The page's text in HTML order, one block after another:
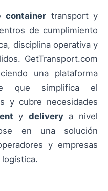
container transport y
de cumplimiento
disciplina operativa y
GetTransport.com
una plataforma
que simplifica el
y cubre necesidades
y deliverya nivel
en una solución
y empresas